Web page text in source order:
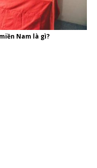
Nam là gì?